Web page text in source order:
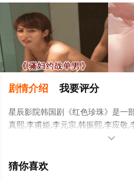
剧情介绍 我要评分
星辰影院韩国剧《红色珍珠》是一
真熙,李甫姫,李元宗,韩振熙,李应敬,
이정용,채빈等演员精彩演绎的韩国
信息可移步至豆瓣电视剧、电视猫

猜你喜欢